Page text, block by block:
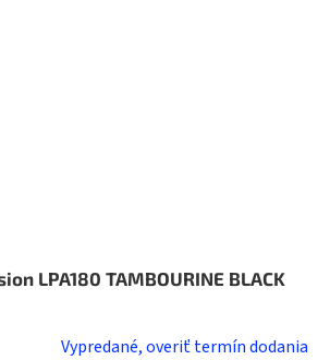
LPA180 TAMBOURINE BLACK
Vypredané, overiť termín dodania